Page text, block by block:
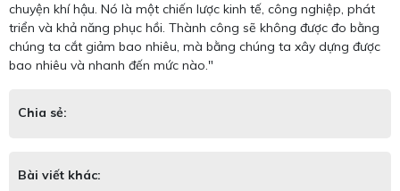
chuyện khí hậu. Nó là một chiến lược kinh tế, công nghiệp, phát
triển và khả năng phục hồi. Thành công sẽ không được đo bằng
chúng ta cắt giảm bao nhiêu, mà bằng chúng ta xây dựng được
bao nhiêu và nhanh đến mức nào."
Chia sẻ:
Bài viết khác: